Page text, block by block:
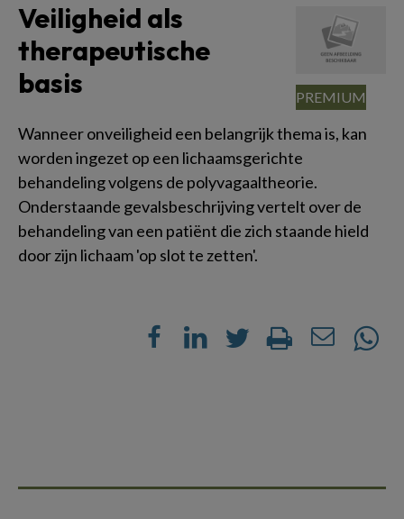
Veiligheid als
therapeutische
basis
Wanneer onveiligheid een belangrijk thema is, kan
worden ingezet op een lichaamsgerichte
behandeling volgens de polyvagaaltheorie.
Onderstaande gevalsbeschrijving vertelt over de
behandeling van een patiënt die zich staande hield
door zijn lichaam 'op slot te zetten'.